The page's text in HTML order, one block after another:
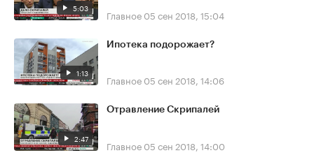
5:03 Главное 05 сен 2018, 15:04
1:13
Ипотека подорожает?
Главное 05 сен 2018, 14:06
2:47
Отравление Скрипалей
Главное 05 сен 2018, 14:00